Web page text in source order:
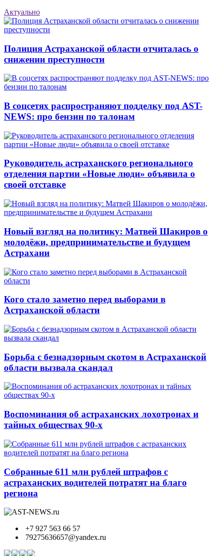
Актуально
Полиция Астраханской области отчиталась о
снижении преступности
В соцсетях распространяют подделку под AST-
NEWS: про бензин по талонам
Руководитель астраханского регионального
отделения партии «Новые люди» объявила о
своей отставке
Новый взгляд на политику: Матвей Шакиров о
молодёжи, предпринимательстве и будущем
Астрахани
Кого стало заметно перед выборами в
Астраханской области
Борьба с безнадзорным скотом в Астраханской
области вызвала скандал
Воспоминания об астраханских лохотронах и
тайных обществах 90-х
Собранные 611 млн рублей штрафов с
астраханских водителей потратят на благо
региона
+7 927 563 66 57
79275636657@yandex.ru